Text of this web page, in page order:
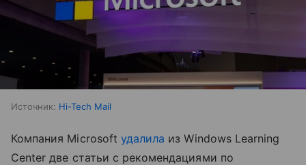
Источник: Hi-Tech Mail
Компания Microsoft удалила из Windows Learning
Center две статьи с рекомендациями по